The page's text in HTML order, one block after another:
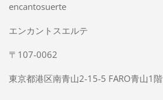
encantosuerte
エンカントスエルテ
〒107-0062
東京都港区南青山2-15-5 FARO青山1階